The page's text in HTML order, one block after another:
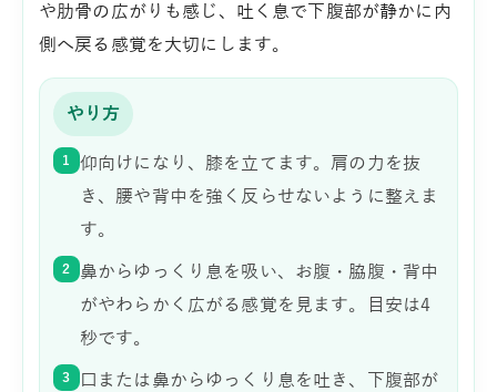
や肋骨の広がりも感じ、吐く息で下腹部が静かに内
側へ戻る感覚を大切にします。
やり方
1
仰向けになり、膝を立てます。肩の力を抜
き、腰や背中を強く反らせないように整えま
す。
2
鼻からゆっくり息を吸い、お腹・脇腹・背中
がやわらかく広がる感覚を見ます。目安は4
秒です。
3
口または鼻からゆっくり息を吐き、下腹部が